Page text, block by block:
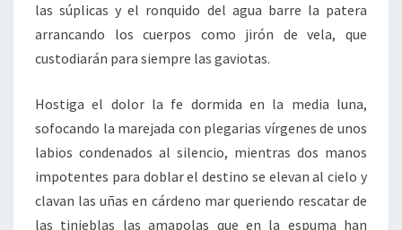
las súplicas y el ronquido del agua barre la patera
arrancando los cuerpos como jirón de vela, que
custodiarán para siempre las gaviotas.
Hostiga el dolor la fe dormida en la media luna,
sofocando la marejada con plegarias vírgenes de unos
labios condenados al silencio, mientras dos manos
impotentes para doblar el destino se elevan al cielo y
clavan las uñas en cárdeno mar queriendo rescatar de
las tinieblas las amapolas que en la espuma han